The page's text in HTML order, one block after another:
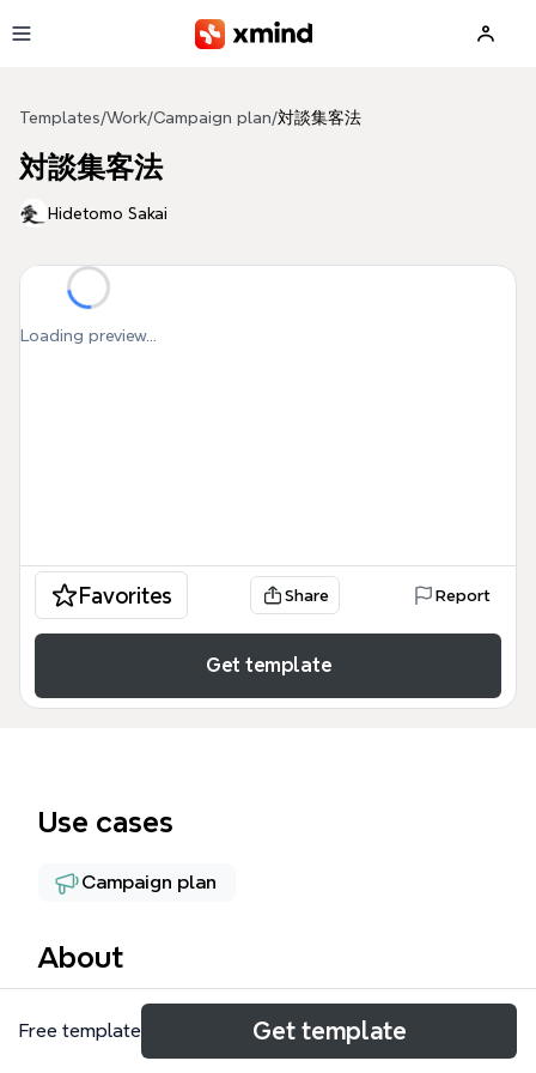
Templates/Work/Campaign plan/対談集客法
対談集客法
Hidetomo Sakai
Loading preview...
Favorites Share Report
Get template
Use cases
Campaign plan
About
対談集客法のマインドマップテンプレートは、ビジネ
スパーソンや起業家向けに、対談を通じて集客し、仕
Free template Get template